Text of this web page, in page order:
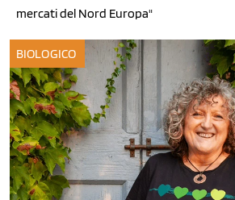
mercati del Nord Europa"
BIOLOGICO